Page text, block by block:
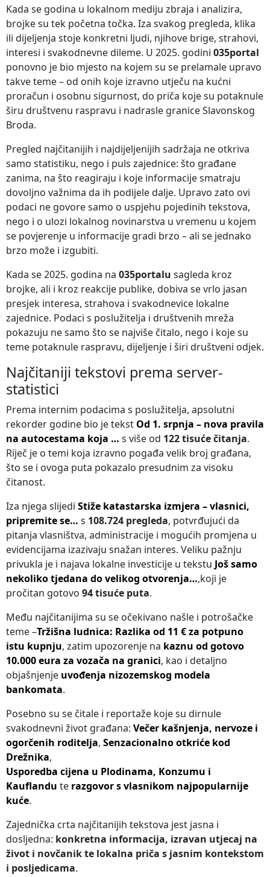
Kada se godina u lokalnom mediju zbraja i analizira,
brojke su tek početna točka. Iza svakog pregleda, klika
ili dijeljenja stoje konkretni ljudi, njihove brige, strahovi,
interesi i svakodnevne dileme. U 2025. godini 035portal
ponovno je bio mjesto na kojem su se prelamale upravo
takve teme – od onih koje izravno utječu na kućni
proračun i osobnu sigurnost, do priča koje su potaknule
širu društvenu raspravu i nadrasle granice Slavonskog
Broda.
Pregled najčitanijih i najdijeljenijih sadržaja ne otkriva
samo statistiku, nego i puls zajednice: što građane
zanima, na što reagiraju i koje informacije smatraju
dovoljno važnima da ih podijele dalje. Upravo zato ovi
podaci ne govore samo o uspjehu pojedinih tekstova,
nego i o ulozi lokalnog novinarstva u vremenu u kojem
se povjerenje u informacije gradi brzo – ali se jednako
brzo može i izgubiti.
Kada se 2025. godina na 035portalu sagleda kroz
brojke, ali i kroz reakcije publike, dobiva se vrlo jasan
presjek interesa, strahova i svakodnevice lokalne
zajednice. Podaci s poslužitelja i društvenih mreža
pokazuju ne samo što se najviše čitalo, nego i koje su
teme potaknule raspravu, dijeljenje i širi društveni odjek.
Najčitaniji tekstovi prema server-
statistici
Prema internim podacima s poslužitelja, apsolutni
rekorder godine bio je tekst Od 1. srpnja – nova pravila
na autocestama koja … s više od 122 tisuće čitanja.
Riječ je o temi koja izravno pogađa velik broj građana,
što se i ovoga puta pokazalo presudnim za visoku
čitanost.
Iza njega slijedi Stiže katastarska izmjera – vlasnici,
pripremite se… s 108.724 pregleda, potvrđujući da
pitanja vlasništva, administracije i mogućih promjena u
evidencijama izazivaju snažan interes. Veliku pažnju
privukla je i najava lokalne investicije u tekstu Još samo
nekoliko tjedana do velikog otvorenja…,koji je
pročitan gotovo 94 tisuće puta.
Među najčitanijima su se očekivano našle i potrošačke
teme –Tržišna ludnica: Razlika od 11 € za potpuno
istu kupnju, zatim upozorenje na kaznu od gotovo
10.000 eura za vozača na granici, kao i detaljno
objašnjenje uvođenja nizozemskog modela
bankomata.
Posebno su se čitale i reportaže koje su dirnule
svakodnevni život građana: Večer kašnjenja, nervoze i
ogorčenih roditelja, Senzacionalno otkriće kod
Drežnika,
Usporedba cijena u Plodinama, Konzumu i
Kauflandu te razgovor s vlasnikom najpopularnije
kuće.
Zajednička crta najčitanijih tekstova jest jasna i
dosljedna: konkretna informacija, izravan utjecaj na
život i novčanik te lokalna priča s jasnim kontekstom
i posljedicama.